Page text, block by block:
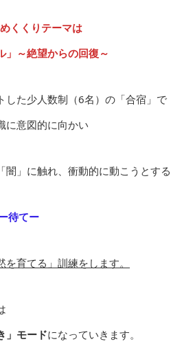
くくりテーマは
」～絶望からの回復～
した少人数制（6名）の「合宿」で
に意図的に向かい
闇」に触れ、衝動的に動こうとす
待てー
を育てる」訓練をします。
」モードになっていきます。